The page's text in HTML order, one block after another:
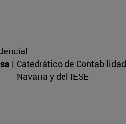
| Catedrático de
Navarra y del IESE